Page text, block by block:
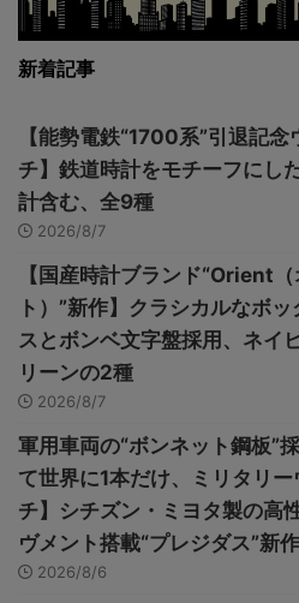
新着記事
【能勢電鉄“1700系”引退記念
チ】鉄道時計をモチーフにし
計含む、全9種
2026/8/7
【国産時計ブランド“Orient
ト）”新作】クラシカルなボッ
スとボンベ文字盤採用、ネイ
リーンの2種
2026/8/7
軍用車両の“ボンネット鋼板”
て世界に1本だけ、ミリタリー
チ】シチズン・ミヨタ製の高
ヴメント搭載“プレジダス”新
2026/8/6